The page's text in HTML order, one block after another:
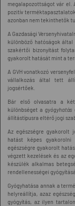
megalapozottságot vár
pozitív
azonban nem tekinthetők
A Gazdasági
különböző hatóságok
szakértői bizonyítást
gyakorolt hatását mint a
A GVH vonatkozó
vállalkozás által tett
jogsértőek.
Bár első olvasatra a
különbséget agyógyhatás
állítástípusra eltérő jogi
Az egészségre gyakorolt
hatást képes gyakorolni
egészségre gyakorolt
végzett kezelések és az
készülék alkalmas
rendellenességei
Gyógyhatása annak a
helyreállítja, azaz
gyógyítás, az ilyen